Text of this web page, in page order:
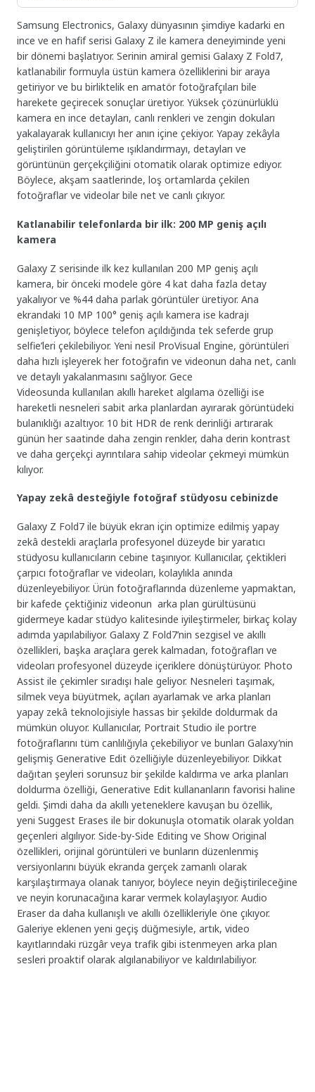
Samsung Electronics, Galaxy dünyasının şimdiye kadarki en
ince ve en hafif serisi Galaxy Z ile kamera deneyiminde yeni
bir dönemi başlatıyor. Serinin amiral gemisi Galaxy Z Fold7,
katlanabilir formuyla üstün kamera özelliklerini bir araya
getiriyor ve bu birliktelik en amatör fotoğrafçıları bile
harekete geçirecek sonuçlar üretiyor. Yüksek çözünürlüklü
kamera en ince detayları, canlı renkleri ve zengin dokuları
yakalayarak kullanıcıyı her anın içine çekiyor. Yapay zekâyla
geliştirilen görüntüleme ışıklandırmayı, detayları ve
görüntünün gerçekçiliğini otomatik olarak optimize ediyor.
Böylece, akşam saatlerinde, loş ortamlarda çekilen
fotoğraflar ve videolar bile net ve canlı çıkıyor.
Katlanabilir telefonlarda bir ilk: 200 MP geniş açılı
kamera
Galaxy Z serisinde ilk kez kullanılan 200 MP geniş açılı
kamera, bir önceki modele göre 4 kat daha fazla detay
yakalıyor ve %44 daha parlak görüntüler üretiyor. Ana
ekrandaki 10 MP 100° geniş açılı kamera ise kadrajı
genişletiyor, böylece telefon açıldığında tek seferde grup
selfie’leri çekilebiliyor. Yeni nesil ProVisual Engine, görüntüleri
daha hızlı işleyerek her fotoğrafın ve videonun daha net, canlı
ve detaylı yakalanmasını sağlıyor. Gece
Videosunda kullanılan akıllı hareket algılama özelliği ise
hareketli nesneleri sabit arka planlardan ayırarak görüntüdeki
bulanıklığı azaltıyor. 10 bit HDR de renk derinliği artırarak
günün her saatinde daha zengin renkler, daha derin kontrast
ve daha gerçekçi ayrıntılara sahip videolar çekmeyi mümkün
kılıyor.
Yapay zekâ desteğiyle fotoğraf stüdyosu cebinizde
Galaxy Z Fold7 ile büyük ekran için optimize edilmiş yapay
zekâ destekli araçlarla profesyonel düzeyde bir yaratıcı
stüdyosu kullanıcıların cebine taşınıyor. Kullanıcılar, çektikleri
çarpıcı fotoğraflar ve videoları, kolaylıkla anında
düzenleyebiliyor. Ürün fotoğraflarında düzenleme yapmaktan,
bir kafede çektiğiniz videonun arka plan gürültüsünü
gidermeye kadar stüdyo kalitesinde iyileştirmeler, birkaç kolay
adımda yapılabiliyor. Galaxy Z Fold7’nin sezgisel ve akıllı
özellikleri, başka araçlara gerek kalmadan, fotoğrafları ve
videoları profesyonel düzeyde içeriklere dönüştürüyor. Photo
Assist ile çekimler sıradışı hale geliyor. Nesneleri taşımak,
silmek veya büyütmek, açıları ayarlamak ve arka planları
yapay zekâ teknolojisiyle hassas bir şekilde doldurmak da
mümkün oluyor. Kullanıcılar, Portrait Studio ile portre
fotoğraflarını tüm canlılığıyla çekebiliyor ve bunları Galaxy’nin
gelişmiş Generative Edit özelliğiyle düzenleyebiliyor. Dikkat
dağıtan şeyleri sorunsuz bir şekilde kaldırma ve arka planları
doldurma özelliği, Generative Edit kullananların favorisi haline
geldi. Şimdi daha da akıllı yeteneklere kavuşan bu özellik,
yeni Suggest Erases ile bir dokunuşla otomatik olarak yoldan
geçenleri algılıyor. Side-by-Side Editing ve Show Original
özellikleri, orijinal görüntüleri ve bunların düzenlenmiş
versiyonlarını büyük ekranda gerçek zamanlı olarak
karşılaştırmaya olanak tanıyor, böylece neyin değiştirileceğine
ve neyin korunacağına karar vermek kolaylaşıyor. Audio
Eraser da daha kullanışlı ve akıllı özellikleriyle öne çıkıyor.
Galeriye eklenen yeni geçiş düğmesiyle, artık, video
kayıtlarındaki rüzgâr veya trafik gibi istenmeyen arka plan
sesleri proaktif olarak algılanabiliyor ve kaldırılabiliyor.